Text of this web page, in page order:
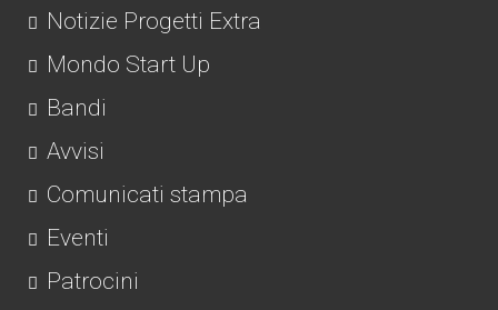
Notizie Progetti Extra
Mondo Start Up
Bandi
Avvisi
Comunicati stampa
Eventi
Patrocini